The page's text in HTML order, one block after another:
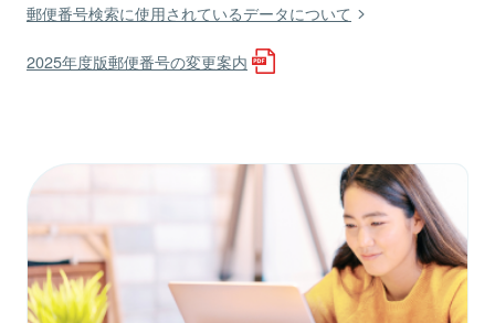
郵便番号検索に使用されているデータについて
2025年度版郵便番号の変更案内